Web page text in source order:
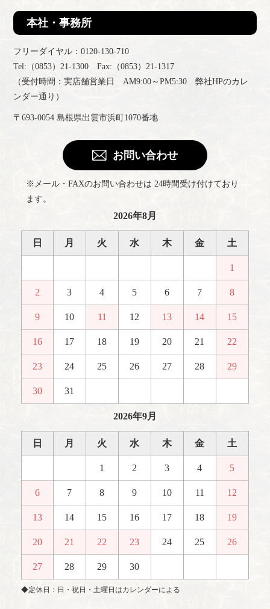
本社・事務所
フリーダイヤル：0120-130-710
Tel:（0853）21-1300 Fax:（0853）21-1317
（受付時間：実店舗営業日 AM9:00～PM5:30 弊社HPのカレ
ンダー通り）
〒693-0054 島根県出雲市浜町1070番地
お問い合わせ
※メール・FAXのお問い合わせは 24時間受け付けており
ます。
2026年8月
日 月 火 水 木 金 土
1
2 3 4 5 6 7 8
9 10 11 12 13 14 15
16 17 18 19 20 21 22
23 24 25 26 27 28 29
30 31
2026年9月
日 月 火 水 木 金 土
1 2 3 4 5
6 7 8 9 10 11 12
13 14 15 16 17 18 19
20 21 22 23 24 25 26
27 28 29 30
◆定休日：日・祝日・土曜日はカレンダーによる